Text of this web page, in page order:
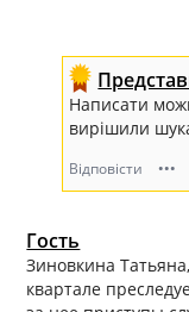
Написати
вирішили
Відповісти •••
Гость
Зиновкина
квартале